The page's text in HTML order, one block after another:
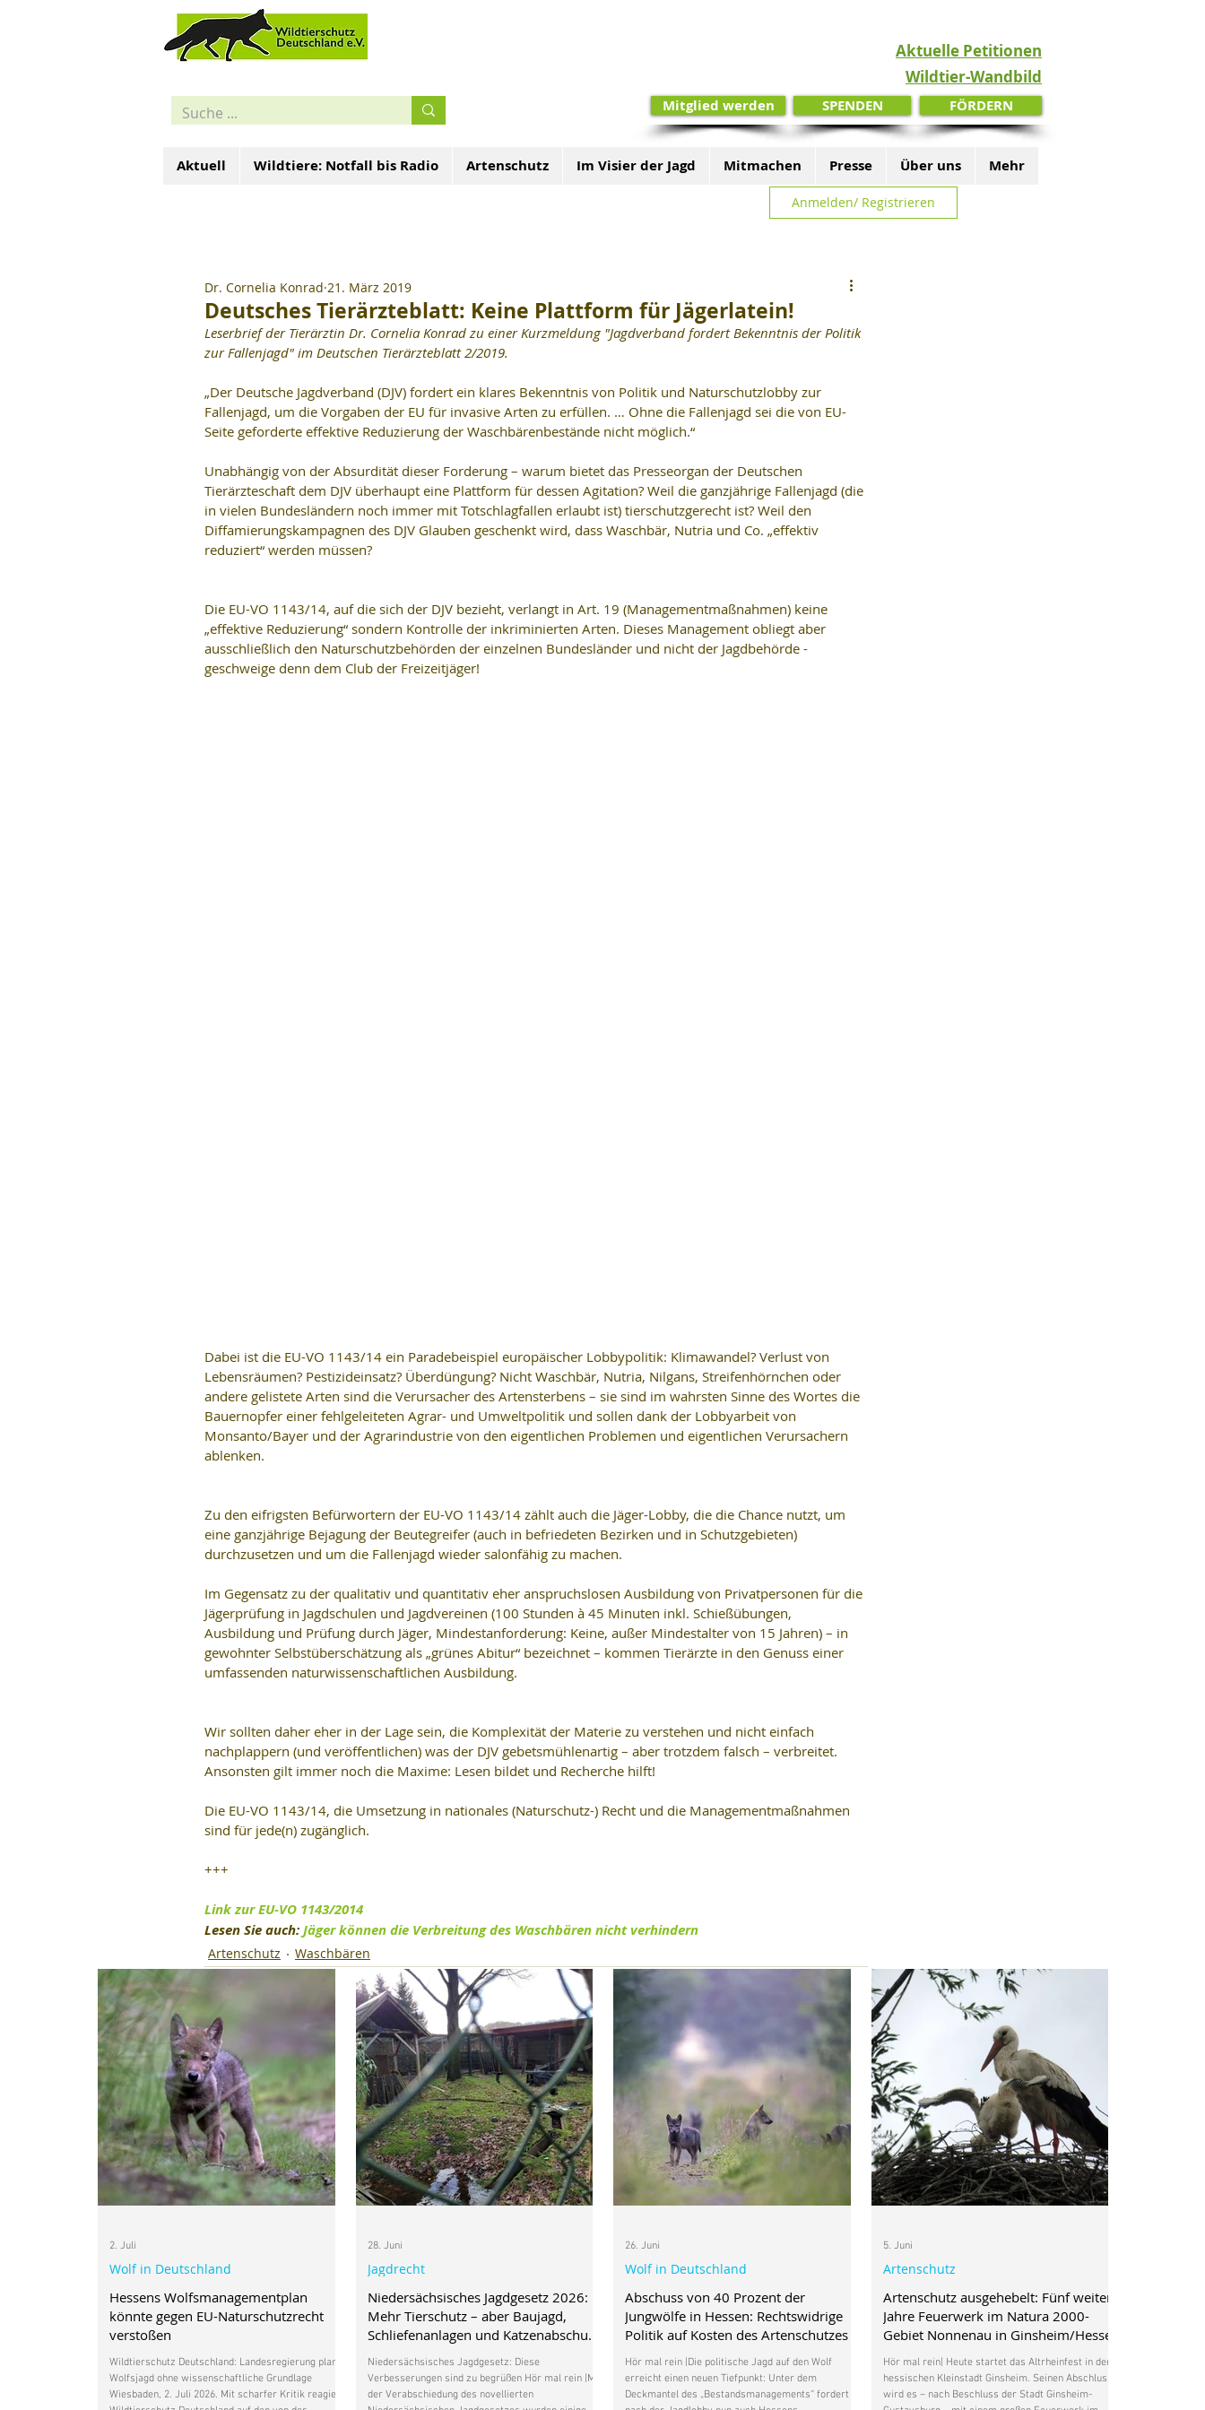
Aktuelle Petitionen
Wildtier-Wandbild
Mitglied werden SPENDEN FÖRDERN
Aktuell Wildtiere: Notfall bis Radio Artenschutz Im Visier der Jagd Mitmachen Presse Über uns Mehr
Anmelden/ Registrieren
Deutsches Tierärzteblatt: Keine Plattform für Jägerlatein!
Dr. Cornelia Konrad 21. März 2019
Leserbrief der Tierärztin Dr. Cornelia Konrad zu einer Kurzmeldung "Jagdverband fordert Bekenntnis der Politik
zur Fallenjagd" im Deutschen Tierärzteblatt 2/2019.
„Der Deutsche Jagdverband (DJV) fordert ein klares Bekenntnis von Politik und Naturschutzlobby zur
Fallenjagd, um die Vorgaben der EU für invasive Arten zu erfüllen. … Ohne die Fallenjagd sei die von EU-
Seite geforderte effektive Reduzierung der Waschbärenbestände nicht möglich.“
Unabhängig von der Absurdität dieser Forderung – warum bietet das Presseorgan der Deutschen
Tierärzteschaft dem DJV überhaupt eine Plattform für dessen Agitation? Weil die ganzjährige Fallenjagd (die
in vielen Bundesländern noch immer mit Totschlagfallen erlaubt ist) tierschutzgerecht ist? Weil den
Diffamierungskampagnen des DJV Glauben geschenkt wird, dass Waschbär, Nutria und Co. „effektiv
reduziert“ werden müssen?
Die EU-VO 1143/14, auf die sich der DJV bezieht, verlangt in Art. 19 (Managementmaßnahmen) keine
„effektive Reduzierung“ sondern Kontrolle der inkriminierten Arten. Dieses Management obliegt aber
ausschließlich den Naturschutzbehörden der einzelnen Bundesländer und nicht der Jagdbehörde -
geschweige denn dem Club der Freizeitjäger!
Dabei ist die EU-VO 1143/14 ein Paradebeispiel europäischer Lobbypolitik: Klimawandel? Verlust von
Lebensräumen? Pestizideinsatz? Überdüngung? Nicht Waschbär, Nutria, Nilgans, Streifenhörnchen oder
andere gelistete Arten sind die Verursacher des Artensterbens – sie sind im wahrsten Sinne des Wortes die
Bauernopfer einer fehlgeleiteten Agrar- und Umweltpolitik und sollen dank der Lobbyarbeit von
Monsanto/Bayer und der Agrarindustrie von den eigentlichen Problemen und eigentlichen Verursachern
ablenken.
Zu den eifrigsten Befürwortern der EU-VO 1143/14 zählt auch die Jäger-Lobby, die die Chance nutzt, um
eine ganzjährige Bejagung der Beutegreifer (auch in befriedeten Bezirken und in Schutzgebieten)
durchzusetzen und um die Fallenjagd wieder salonfähig zu machen.
Im Gegensatz zu der qualitativ und quantitativ eher anspruchslosen Ausbildung von Privatpersonen für die
Jägerprüfung in Jagdschulen und Jagdvereinen (100 Stunden à 45 Minuten inkl. Schießübungen,
Ausbildung und Prüfung durch Jäger, Mindestanforderung: Keine, außer Mindestalter von 15 Jahren) – in
gewohnter Selbstüberschätzung als „grünes Abitur“ bezeichnet – kommen Tierärzte in den Genuss einer
umfassenden naturwissenschaftlichen Ausbildung.
Wir sollten daher eher in der Lage sein, die Komplexität der Materie zu verstehen und nicht einfach
nachplappern (und veröffentlichen) was der DJV gebetsmühlenartig – aber trotzdem falsch – verbreitet.
Ansonsten gilt immer noch die Maxime: Lesen bildet und Recherche hilft!
Die EU-VO 1143/14, die Umsetzung in nationales (Naturschutz-) Recht und die Managementmaßnahmen
sind für jede(n) zugänglich.
+++
Link zur EU-VO 1143/2014
Lesen Sie auch: Jäger können die Verbreitung des Waschbären nicht verhindern
Artenschutz Waschbären
Hessens Wolfsmanagementplan
könnte gegen EU-Naturschutzrecht
verstoßen
Wildtierschutz Deutschland: Landesregierung plant
Wolfsjagd ohne wissenschaftliche Grundlage
Wiesbaden, 2. Juli 2026. Mit scharfer Kritik reagiert
Wolf in Deutschland
2. Juli
Niedersächsisches Jagdgesetz 2026:
Mehr Tierschutz – aber Baujagd,
Schliefenanlagen und Katzenabschuss
bleiben
Niedersächsisches Jagdgesetz: Diese
Verbesserungen sind zu begrüßen Hör mal rein |Mit
der Verabschiedung des novellierten
Jagdrecht
28. Juni
Abschuss von 40 Prozent der
Jungwölfe in Hessen: Rechtswidrige
Politik auf Kosten des Artenschutzes
Hör mal rein |Die politische Jagd auf den Wolf
erreicht einen neuen Tiefpunkt: Unter dem
Deckmantel des „Bestandsmanagements“ fordert
Wolf in Deutschland
26. Juni
Artenschutz ausgehebelt: Fünf weitere
Jahre Feuerwerk im Natura 2000-
Gebiet Nonnenau in Ginsheim/Hessen
Hör mal rein| Heute startet das Altrheinfest in der
hessischen Kleinstadt Ginsheim. Seinen Abschluss
wird es – nach Beschluss der Stadt Ginsheim-
Artenschutz
5. Juni